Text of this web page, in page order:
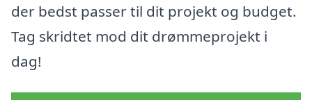
der bedst passer til dit projekt og budget.
Tag skridtet mod dit drømmeprojekt i
dag!